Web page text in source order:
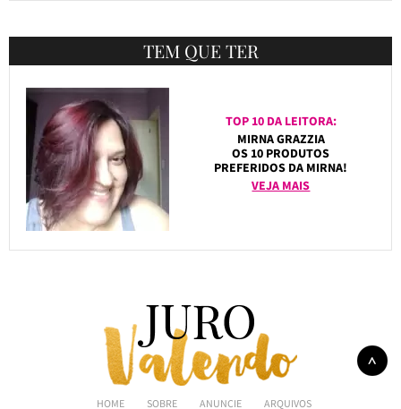
TEM QUE TER
TOP 10 DA LEITORA:
MIRNA GRAZZIA
OS 10 PRODUTOS
PREFERIDOS DA MIRNA!
VEJA MAIS
HOME SOBRE ANUNCIE ARQUIVOS